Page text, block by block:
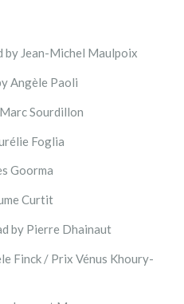
by Jean-Michel Maulpoix
Angèle Paoli
Sourdillon
Foglia
Goorma
Curtit
by Pierre Dhainaut
Finck / Prix Vénus Khoury-